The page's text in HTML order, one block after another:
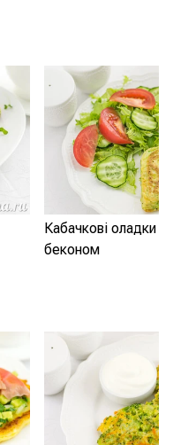
Кабачкові оладки
беконом